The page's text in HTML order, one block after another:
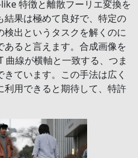
特徴と離散フーリエ変換を
結果は極めて良好で、特定の
検出というタスクを解くのに
あると言えます。合成画像を
曲線が横軸と一致する、つま
ています。この手法は広く
利用できると期待して、特許